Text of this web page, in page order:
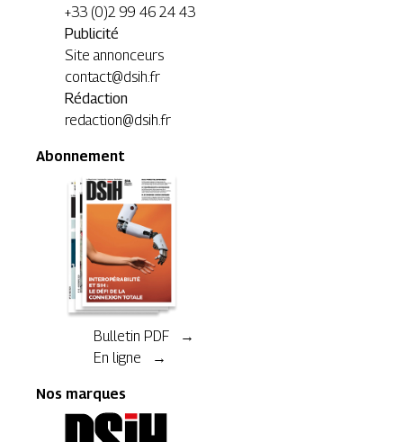
+33 (0)2 99 46 24 43
Publicité
Site annonceurs
contact@dsih.fr
Rédaction
redaction@dsih.fr
Abonnement
Bulletin PDF →
En ligne →
Nos marques